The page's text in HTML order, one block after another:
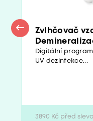
Zvlhčovač
Digitální
UV dezinfekce...
3890 Kč před